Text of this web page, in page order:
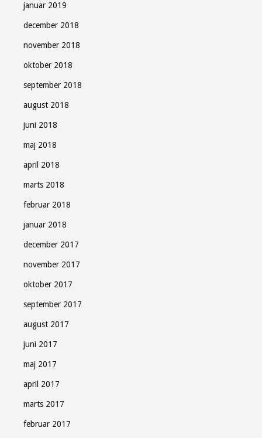
januar 2019
december 2018
november 2018
oktober 2018
september 2018
august 2018
juni 2018
maj 2018
april 2018
marts 2018
februar 2018
januar 2018
december 2017
november 2017
oktober 2017
september 2017
august 2017
juni 2017
maj 2017
april 2017
marts 2017
februar 2017